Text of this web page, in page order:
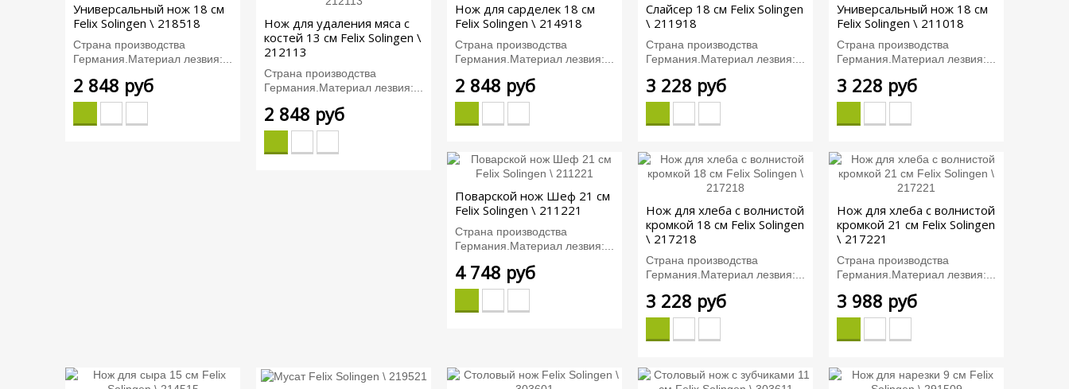
Универсальный нож 18 см
Felix Solingen \ 218518
Страна производства
Германия.Материал лезвия:...
2 848 руб
Нож для удаления мяса с
костей 13 см Felix Solingen \
212113
Страна производства
Германия.Материал лезвия:...
2 848 руб
Нож для сарделек 18 см
Felix Solingen \ 214918
Страна производства
Германия.Материал лезвия:...
2 848 руб
Слайсер 18 см Felix Solingen
\ 211918
Страна производства
Германия.Материал лезвия:...
3 228 руб
Универсальный нож 18 см
Felix Solingen \ 211018
Страна производства
Германия.Материал лезвия:...
3 228 руб
Поварской нож Шеф 21 см
Felix Solingen \ 211221
Страна производства
Германия.Материал лезвия:...
4 748 руб
Нож для хлеба с волнистой
кромкой 18 см Felix Solingen
\ 217218
Страна производства
Германия.Материал лезвия:...
3 228 руб
Нож для хлеба с волнистой
кромкой 21 см Felix Solingen
\ 217221
Страна производства
Германия.Материал лезвия:...
3 988 руб